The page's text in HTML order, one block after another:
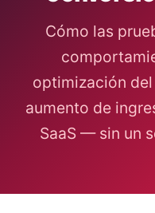
Cómo las
optimización
aumento de
SaaS — sin un